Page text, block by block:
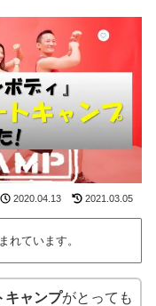
2020.04.13 2021.03.05
れています。
キャンプがとっても